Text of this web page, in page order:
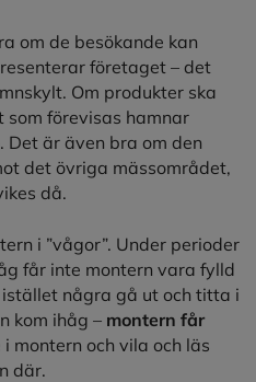
om de besökande kan
företaget – det
Om produkter ska
förevisas hamnar
Det är även bra om den
det övriga mässområdet,
då.
i ”vågor”. Under perioder
får inte montern vara fylld
några gå ut och titta i
kom ihåg – montern får
i montern och vila och läs
där.